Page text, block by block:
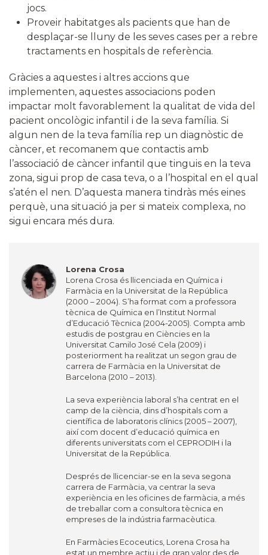
jocs.
Proveir habitatges als pacients que han de
desplaçar-se lluny de les seves cases per a rebre
tractaments en hospitals de referència.
Gràcies a aquestes i altres accions que
implementen, aquestes associacions poden
impactar molt favorablement la qualitat de vida del
pacient oncològic infantil i de la seva família. Si
algun nen de la teva família rep un diagnòstic de
càncer, et recomanem que contactis amb
l’associació de càncer infantil que tinguis en la teva
zona, sigui prop de casa teva, o a l’hospital en el qual
s’atén el nen. D’aquesta manera tindràs més eines
perquè, una situació ja per si mateix complexa, no
sigui encara més dura.
Lorena Crosa
Lorena Crosa és llicenciada en Química i
Farmàcia en la Universitat de la República
(2000 – 2004). S’ha format com a professora
tècnica de Química en l’Institut Normal
d’Educació Tècnica (2004-2005). Compta amb
estudis de postgrau en Ciències en la
Universitat Camilo José Cela (2009) i
posteriorment ha realitzat un segon grau de
carrera de Farmàcia en la Universitat de
Barcelona (2010 – 2013).
La seva experiència laboral s’ha centrat en el
camp de la ciència, dins d’hospitals com a
científica de laboratoris clínics (2005 – 2007),
així com docent d’educació química en
diferents universitats com el CEPRODIH i la
Universitat de la República.
Després de llicenciar-se en la seva segona
carrera de Farmàcia, va centrar la seva
experiència en les oficines de farmàcia, a més
de treballar com a consultora tècnica en
empreses de la indústria farmacèutica.
En Farmàcies Ecoceutics, Lorena Crosa ha
estat un membre actiu i de gran valor des de